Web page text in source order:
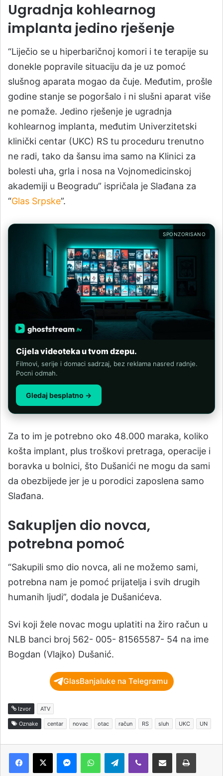
Ugradnja kohlearnog
implanta jedino rješenje
“Liječio se u hiperbaričnoj komori i te terapije su
donekle popravile situaciju da je uz pomoć
slušnog aparata mogao da čuje. Međutim, prošle
godine stanje se pogoršalo i ni slušni aparat više
ne pomaže. Jedino rješenje je ugradnja
kohlearnog implanta, međutim Univerzitetski
klinički centar (UKC) RS tu proceduru trenutno
ne radi, tako da šansu ima samo na Klinici za
bolesti uha, grla i nosa na Vojnomedicinskoj
akademiji u Beogradu” ispričala je Slađana za
“Glas Srpske”.
SPONZORISANO
Cijela videoteka u tvom dzepu.
Filmovi, serije i domaci sadrzaj, bez reklama nasred radnje.
Pocni odmah.
Gledaj besplatno →
Za to im je potrebno oko 48.000 maraka, koliko
košta implant, plus troškovi pretraga, operacije i
boravka u bolnici, što Dušanići ne mogu da sami
da obezbijede jer je u porodici zaposlena samo
Slađana.
Sakupljen dio novca,
potrebna pomoć
“Sakupili smo dio novca, ali ne možemo sami,
potrebna nam je pomoć prijatelja i svih drugih
humanih ljudi”, dodala je Dušanićeva.
Svi koji žele novac mogu uplatiti na žiro račun u
NLB banci broj 562- 005- 81565587- 54 na ime
Bogdan (Vlajko) Dušanić.
GlasBanjaluke na Telegramu
Izvor ATV
Oznake centar novac otac račun RS sluh UKC UN
Telegram